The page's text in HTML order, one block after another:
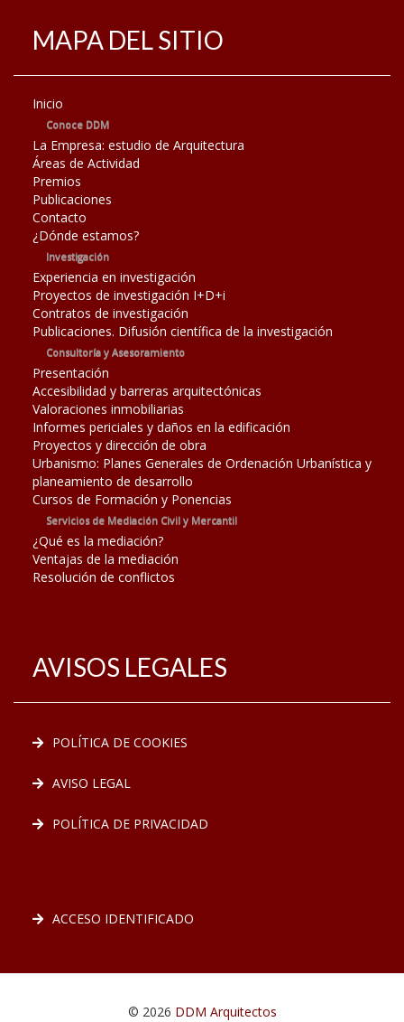
MAPA DEL SITIO
Inicio
Conoce DDM
La Empresa: estudio de Arquitectura
Áreas de Actividad
Premios
Publicaciones
Contacto
¿Dónde estamos?
Investigación
Experiencia en investigación
Proyectos de investigación I+D+i
Contratos de investigación
Publicaciones. Difusión científica de la investigación
Consultoría y Asesoramiento
Presentación
Accesibilidad y barreras arquitectónicas
Valoraciones inmobiliarias
Informes periciales y daños en la edificación
Proyectos y dirección de obra
Urbanismo: Planes Generales de Ordenación Urbanística y
planeamiento de desarrollo
Cursos de Formación y Ponencias
Servicios de Mediación Civil y Mercantil
¿Qué es la mediación?
Ventajas de la mediación
Resolución de conflictos
AVISOS LEGALES
POLÍTICA DE COOKIES
AVISO LEGAL
POLÍTICA DE PRIVACIDAD
ACCESO IDENTIFICADO
© 2026 DDM Arquitectos